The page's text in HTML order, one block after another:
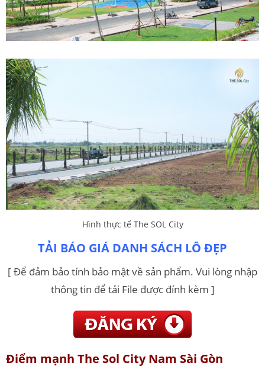
Hình thực tế The SOL City
TẢI BÁO GIÁ DANH SÁCH LÔ ĐẸP
[ Để đảm bảo tính bảo mật về sản phẩm. Vui lòng nhập
thông tin để tải File được đính kèm ]
Điểm mạnh The Sol City Nam Sài Gòn